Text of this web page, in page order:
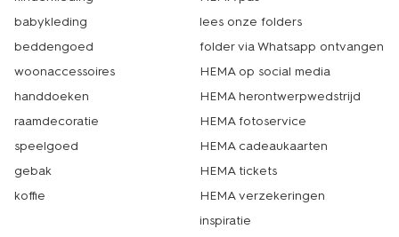
babykleding
beddengoed
woonaccessoires
handdoeken
raamdecoratie
speelgoed
gebak
koffie
lees onze folders
folder via Whatsapp ontvangen
HEMA op social media
HEMA herontwerpwedstrijd
HEMA fotoservice
HEMA cadeaukaarten
HEMA tickets
HEMA verzekeringen
inspiratie